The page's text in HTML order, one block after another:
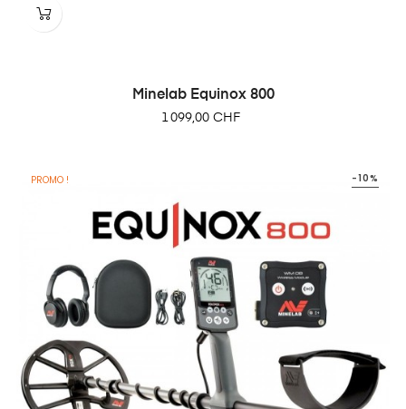
Minelab Equinox 800
Prix
1 099,00 CHF
PROMO ! -10%